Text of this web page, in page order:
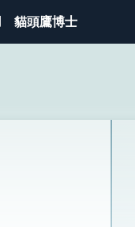
貓頭鷹博士